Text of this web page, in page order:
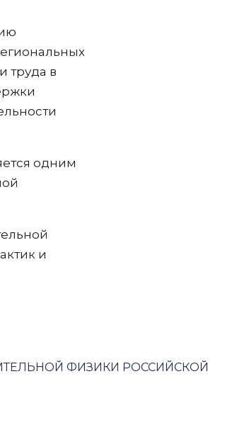
труда в
одним
и
ФИЗИКИ РОССИЙСКОЙ